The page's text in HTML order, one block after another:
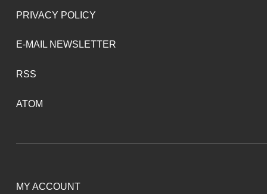
PRIVACY POLICY
E-MAIL NEWSLETTER
RSS
ATOM
MY ACCOUNT